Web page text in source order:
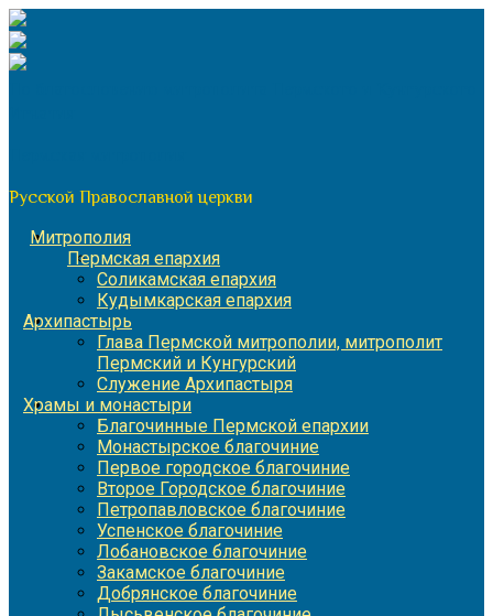
Перейти
к
содержимому
Русской Православной церкви
Митрополия
Пермская епархия
Соликамская епархия
Кудымкарская епархия
Архипастырь
Глава Пермской митрополии, митрополит
Пермский и Кунгурский
Служение Архипастыря
Храмы и монастыри
Благочинные Пермской епархии
Монастырское благочиние
Первое городское благочиние
Второе Городское благочиние
Петропавловское благочиние
Успенское благочиние
Лобановское благочиние
Закамское благочиние
Добрянское благочиние